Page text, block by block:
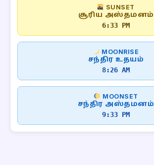
SUNSET
சூரிய அஸ்தமனம்
6:33 PM
MOONRISE
சந்திர உதயம்
8:26 AM
MOONSET
சந்திர அஸ்தமனம்
9:33 PM